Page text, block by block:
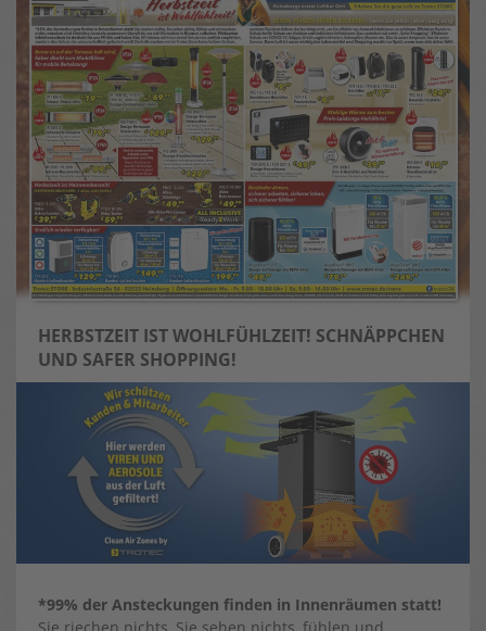
HERBSTZEIT IST WOHLFÜHLZEIT! SCHNÄPPCHEN
UND SAFER SHOPPING!
*99% der Ansteckungen finden in Innenräumen statt!